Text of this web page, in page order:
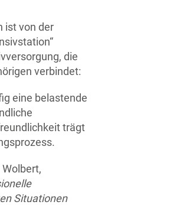
ist von der
die
verbindet:
eine belastende
trägt
Situationen